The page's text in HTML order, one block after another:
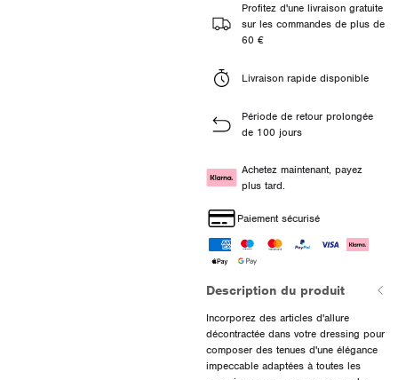
Profitez d'une livraison gratuite
sur les commandes de plus de
60 €
Livraison rapide disponible
Période de retour prolongée
de 100 jours
Achetez maintenant, payez
plus tard.
Paiement sécurisé
Description du produit
Incorporez des articles d'allure
décontractée dans votre dressing pour
composer des tenues d'une élégance
impeccable adaptées à toutes les